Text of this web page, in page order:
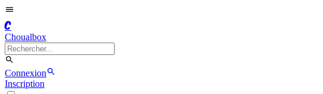
C
Choualbox
Connexion
Inscription